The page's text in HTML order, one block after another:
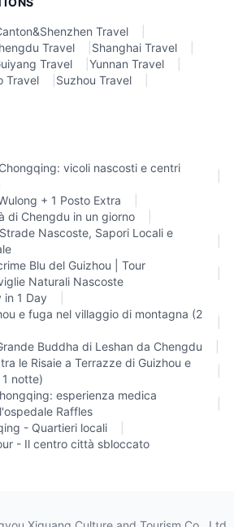
Travel
Travel Shanghai Travel
Travel Yunnan Travel
Travel Suzhou Travel
vicoli nascosti e centri
+ 1 Posto Extra
di Chengdu in un giorno
Nascoste, Sapori Locali e
Blu del Guizhou | Tour
Naturali Nascoste
1 Day
e fuga nel villaggio di montagna (2
Buddha di Leshan da Chengdu
le Risaie a Terrazze di Guizhou e
notte)
esperienza medica
Raffles
- Quartieri locali
- Il centro città sbloccato